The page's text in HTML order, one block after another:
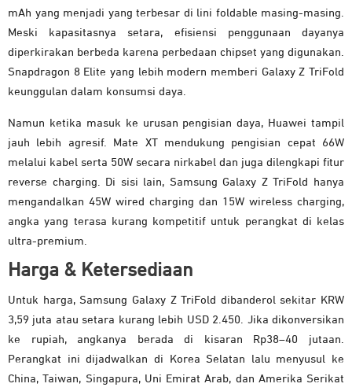
mAh yang menjadi yang terbesar di lini foldable masing-masing.
Meski kapasitasnya setara, efisiensi penggunaan dayanya
diperkirakan berbeda karena perbedaan chipset yang digunakan.
Snapdragon 8 Elite yang lebih modern memberi Galaxy Z TriFold
keunggulan dalam konsumsi daya.
Namun ketika masuk ke urusan pengisian daya, Huawei tampil
jauh lebih agresif. Mate XT mendukung pengisian cepat 66W
melalui kabel serta 50W secara nirkabel dan juga dilengkapi fitur
reverse charging. Di sisi lain, Samsung Galaxy Z TriFold hanya
mengandalkan 45W wired charging dan 15W wireless charging,
angka yang terasa kurang kompetitif untuk perangkat di kelas
ultra-premium.
Harga & Ketersediaan
Untuk harga, Samsung Galaxy Z TriFold dibanderol sekitar KRW
3,59 juta atau setara kurang lebih USD 2.450. Jika dikonversikan
ke rupiah, angkanya berada di kisaran Rp38–40 jutaan.
Perangkat ini dijadwalkan di Korea Selatan lalu menyusul ke
China, Taiwan, Singapura, Uni Emirat Arab, dan Amerika Serikat